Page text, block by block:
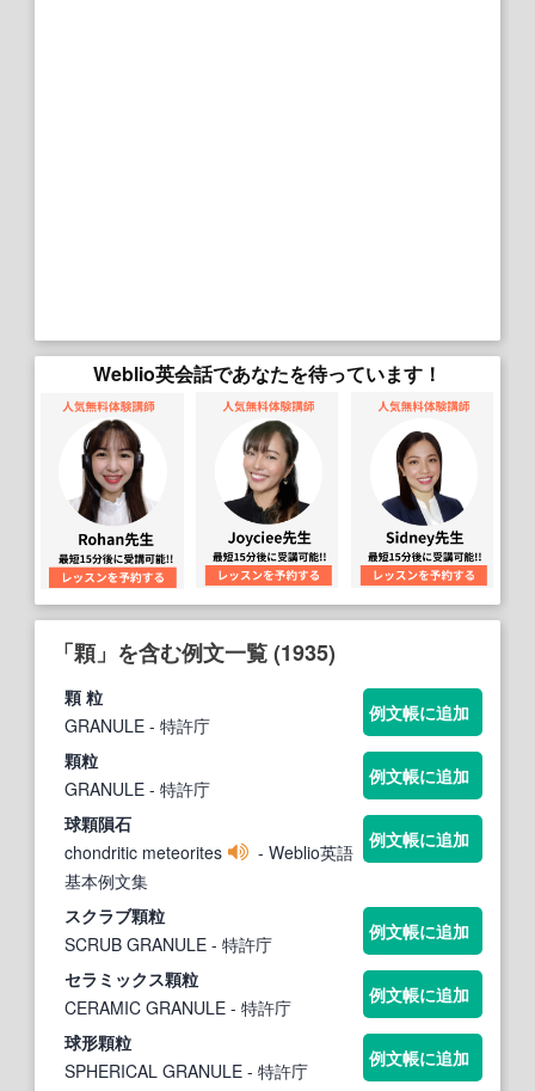
Weblio英会話であなたを待っています！
「顆」を含む例文一覧 (1935)
顆 粒
GRANULE - 特許庁
例文帳に追加
顆粒
GRANULE - 特許庁
例文帳に追加
球顆隕石
chondritic meteorites
- Weblio英語
基本例文集
例文帳に追加
スクラブ顆粒
SCRUB GRANULE - 特許庁
例文帳に追加
セラミックス顆粒
CERAMIC GRANULE - 特許庁
例文帳に追加
球形顆粒
SPHERICAL GRANULE - 特許庁
例文帳に追加